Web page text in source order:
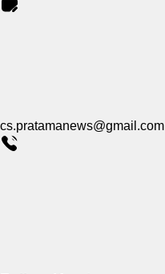
cs.pratamanews@gmail.com